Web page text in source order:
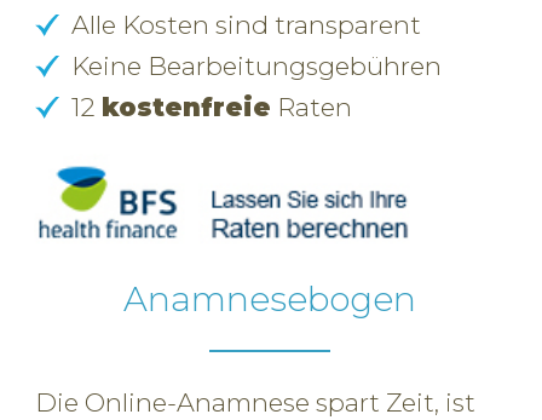
Alle Kosten sind transparent
Keine Bearbeitungsgebühren
12 kostenfreie Raten
Anamnesebogen
Die Online-Anamnese spart Zeit, ist